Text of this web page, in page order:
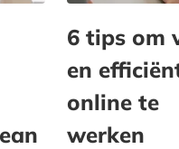
6 tips om
en
online te
werken